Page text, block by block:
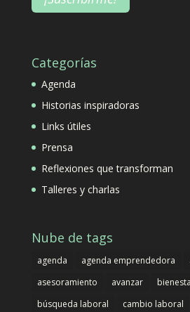
Categorías
Agenda
Historias inspiradoras
Links útiles
Prensa
Reflexiones que transforman
Talleres y charlas
Nube de tags
agenda agenda emprendedora
asesoramiento
avanzar
búsqueda laboral
cambio laboral